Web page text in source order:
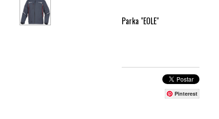
Parka "EOLE"
Pinterest